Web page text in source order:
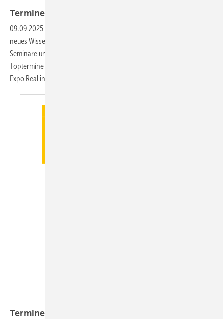
Termine
09.09.2025
neues Wissen – wir haben Ihnen hierfür wieder viele interessante
Seminare und Veranstaltungen zusammengestellt. Vor allem die
Toptermine haben es diesmal in sich: Bafa-Energietag in Frankfurt,
Expo Real in München und natürlich ein exklusives
Termine